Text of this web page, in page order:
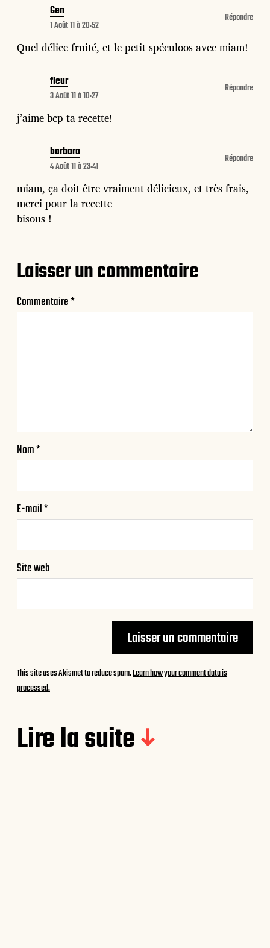
Gen
1 Août 11 à 20:52
Quel délice fruité, et le petit spéculoos avec miam!
Répondre
fleur
3 Août 11 à 10:27
j’aime bcp ta recette!
Répondre
barbara
4 Août 11 à 23:41
miam, ça doit être vraiment délicieux, et très frais,
merci pour la recette
bisous !
Répondre
Laisser un commentaire
Commentaire*
Nom*
E-mail*
Site web
This site uses Akismet to reduce spam.Learn how your comment data is
processed.
Lire la suite